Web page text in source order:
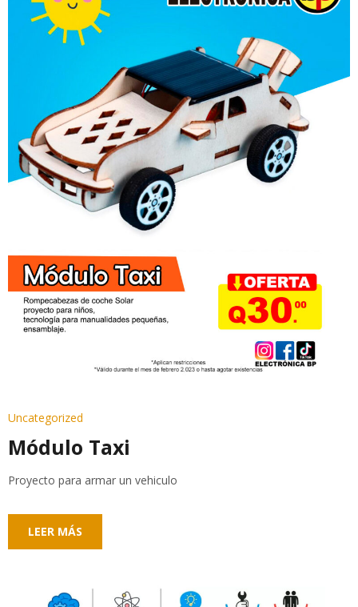
Uncategorized
Módulo Taxi
Proyecto para armar un vehiculo
LEER MÁS